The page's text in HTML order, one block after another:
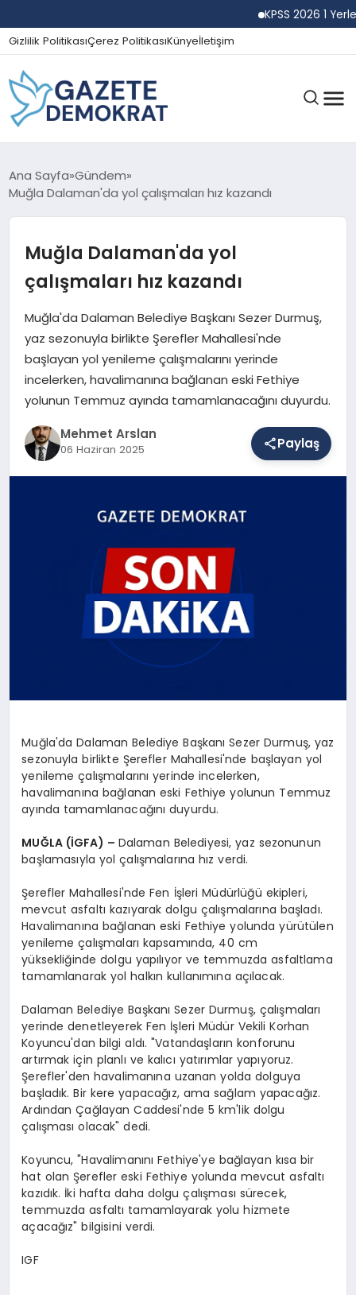
KPSS 2026 1
Gizlilik PolitikasıÇerez PolitikasıKünyeİletişim
GÜNDEM
SPOR
MAGAZIN
SAĞLIK
Ana Sayfa Gündem
Muğla Dalaman'da yol çalışmaları hız kazandı
Muğla Dalaman'da yol
çalışmaları hız kazandı
Muğla'da Dalaman Belediye Başkanı Sezer Durmuş,
yaz sezonuyla birlikte Şerefler Mahallesi'nde
başlayan yol yenileme çalışmalarını yerinde
incelerken, havalimanına bağlanan eski Fethiye
yolunun Temmuz ayında tamamlanacağını duyurdu.
Mehmet Arslan
06 Haziran 2025 Paylaş
Muğla'da Dalaman Belediye Başkanı Sezer Durmuş, yaz
sezonuyla birlikte Şerefler Mahallesi'nde başlayan yol
yenileme çalışmalarını yerinde incelerken,
havalimanına bağlanan eski Fethiye yolunun Temmuz
ayında tamamlanacağını duyurdu.
MUĞLA (İGFA) – Dalaman Belediyesi, yaz sezonunun
başlamasıyla yol çalışmalarına hız verdi.
Şerefler Mahallesi'nde Fen İşleri Müdürlüğü ekipleri,
mevcut asfaltı kazıyarak dolgu çalışmalarına başladı.
Havalimanına bağlanan eski Fethiye yolunda yürütülen
yenileme çalışmaları kapsamında, 40 cm
yüksekliğinde dolgu yapılıyor ve temmuzda asfaltlama
tamamlanarak yol halkın kullanımına açılacak.
Dalaman Belediye Başkanı Sezer Durmuş, çalışmaları
yerinde denetleyerek Fen İşleri Müdür Vekili Korhan
Koyuncu'dan bilgi aldı. "Vatandaşların konforunu
artırmak için planlı ve kalıcı yatırımlar yapıyoruz.
Şerefler'den havalimanına uzanan yolda dolguya
başladık. Bir kere yapacağız, ama sağlam yapacağız.
Ardından Çağlayan Caddesi'nde 5 km'lik dolgu
çalışması olacak" dedi.
Koyuncu, "Havalimanını Fethiye'ye bağlayan kısa bir
hat olan Şerefler eski Fethiye yolunda mevcut asfaltı
kazıdık. İki hafta daha dolgu çalışması sürecek,
temmuzda asfaltı tamamlayarak yolu hizmete
açacağız" bilgisini verdi.
IGF